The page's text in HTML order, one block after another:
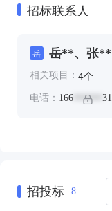
招标联系人
岳 岳**、张**
相关项目： 4个
电话： 166 ****** 31
招投标 8